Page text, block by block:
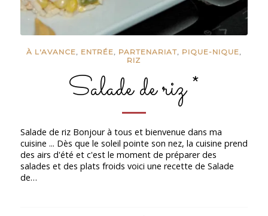
À L'AVANCE, ENTRÉE, PARTENARIAT, PIQUE-NIQUE,
RIZ
Salade de riz *
Salade de riz Bonjour à tous et bienvenue dans ma
cuisine ... Dès que le soleil pointe son nez, la cuisine prend
des airs d'été et c'est le moment de préparer des
salades et des plats froids voici une recette de Salade
de…